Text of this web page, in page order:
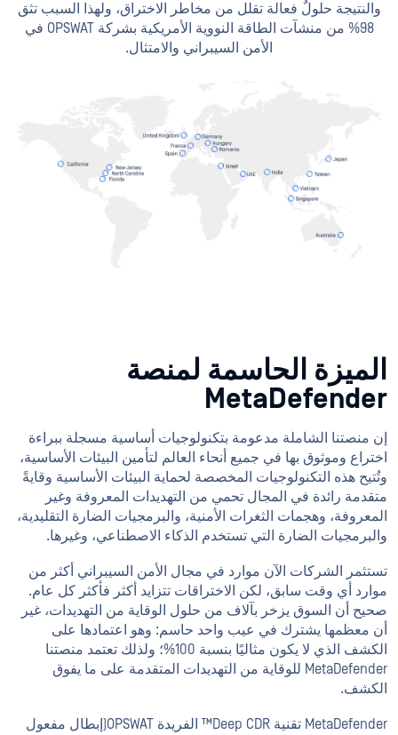
والنتيجة حلولٌ فعالة تقلل من مخاطر الاختراق، ولهذا السبب تثق
98% من منشآت الطاقة النووية الأمريكية بشركة OPSWAT في
الأمن السيبراني والامتثال.
الحاسمة لمنصة
منصتنا الشاملة مدعومة بتكنولوجيات أساسية مسجلة ببراءة
وموثوق بها في جميع أنحاء العالم لتأمين البيئات الأساسية،
هذه التكنولوجيات المخصصة لحماية البيئات الأساسية وقايةً
رائدة في المجال تحمي من التهديدات المعروفة وغير
وهجمات الثغرات الأمنية، والبرمجيات الضارة التقليدية،
الضارة التي تستخدم الذكاء الاصطناعي، وغيرها.
الشركات الآن موارد في مجال الأمن السيبراني أكثر من
أي وقت سابق، لكن الاختراقات تتزايد أكثر فأكثر كل عام.
أن السوق يزخر بآلاف من حلول الوقاية من التهديدات، غير
معظمها يشترك في عيب واحد حاسم: وهو اعتمادها على
الكشف الذي لا يكون مثاليًا بنسبة 100%؛ ولذلك تعتمد منصتنا
MetaDefender للوقاية من التهديدات المتقدمة على ما يفوق
MetaDefender تقنية Deep CDR™ الفريدة OPSWAT(إبطال مفعول